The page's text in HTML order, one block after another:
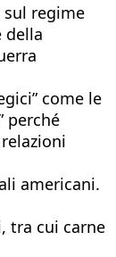
sul regime
della
come le
perché
americani.
tra cui carne